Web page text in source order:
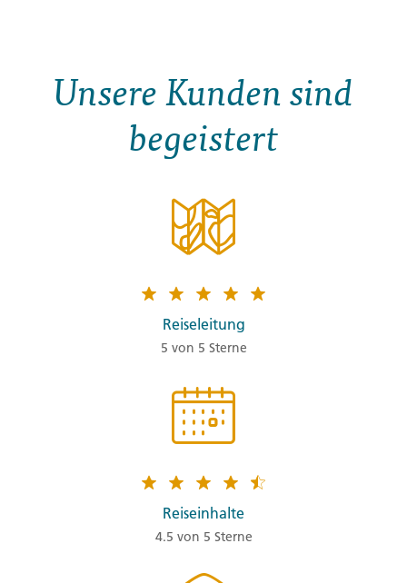
Unsere Kunden sind
begeistert
Reiseleitung
5 von 5 Sterne
Reiseinhalte
4.5 von 5 Sterne